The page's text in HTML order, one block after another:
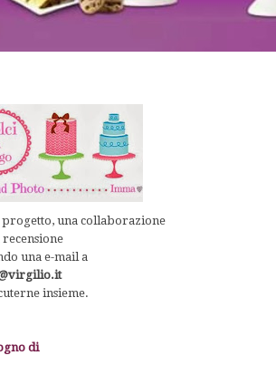
una collaborazione
una e-mail a
insieme.
di